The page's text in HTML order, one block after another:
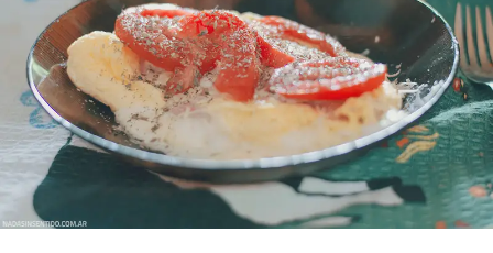
About
Search
for: